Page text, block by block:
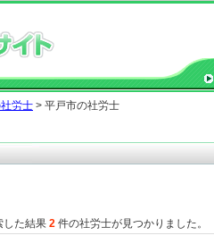
労士 > 平戸市の社労士
した結果 2 件の社労士が見つかりました。